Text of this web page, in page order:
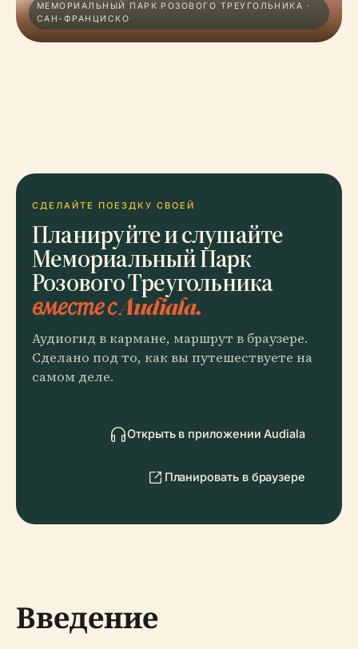
МЕМОРИАЛЬНЫЙ ПАРК РОЗОВОГО ТРЕУГОЛЬНИКА ·
САН-ФРАНЦИСКО
СДЕЛАЙТЕ ПОЕЗДКУ СВОЕЙ
Планируйте и слушайте
Мемориальный Парк
Розового Треугольника
вместе с Audiala.
Аудиогид в кармане, маршрут в браузере.
Сделано под то, как вы путешествуете на
самом деле.
Открыть в приложении Audiala
Планировать в браузере
Введение